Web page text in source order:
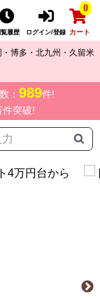
覧履歴 ログイン/登録
0
カート
博多・北九州・久留米
： 989件!
件突破!